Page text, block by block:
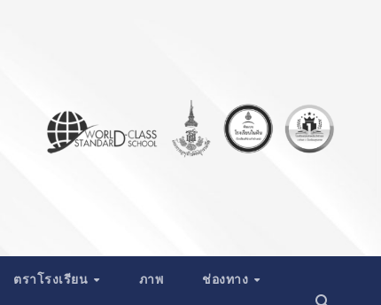
ตราโรงเรียน ภาพ ช่องทาง